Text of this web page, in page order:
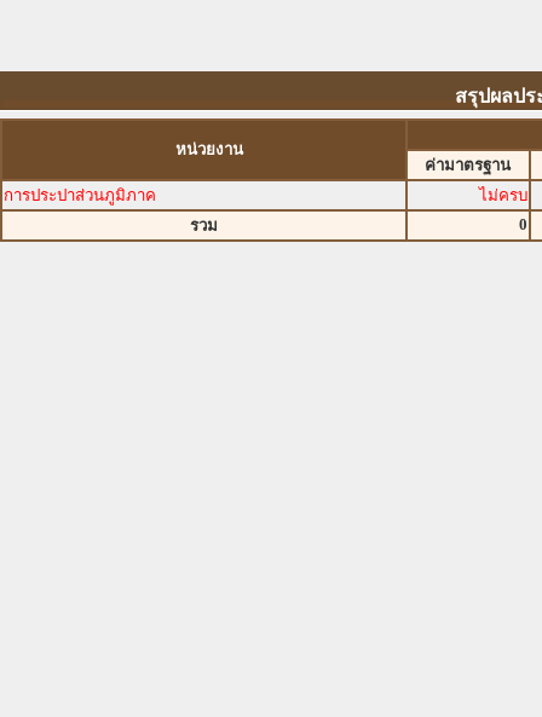
สรุปผลปร
หน่วยงาน
ค่ามาตรฐาน
การประปาส่วนภูมิภาค
ไม่ครบ
รวม
0